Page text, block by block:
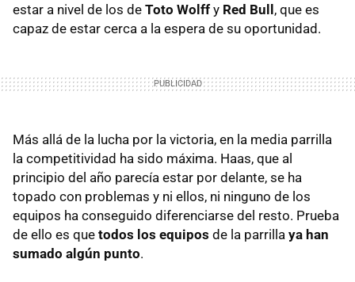
estar a nivel de los de Toto Wolff y Red Bull , que es
capaz de estar cerca a la espera de su oportunidad.
Más allá de la lucha por la victoria, en la media parrilla
la competitividad ha sido máxima. Haas, que al
principio del año parecía estar por delante, se ha
topado con problemas y ni ellos, ni ninguno de los
equipos ha conseguido diferenciarse del resto. Prueba
de ello es que todos los equipos de la parrilla ya han
sumado algún punto.